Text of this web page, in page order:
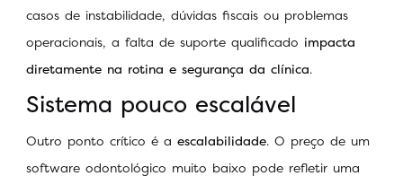
casos de instabilidade, dúvidas fiscais ou problemas
operacionais, a falta de suporte qualificado impacta
diretamente na rotina e segurança da clínica.
Sistema pouco escalável
Outro ponto crítico é a escalabilidade. O preço de um
software odontológico muito baixo pode refletir uma